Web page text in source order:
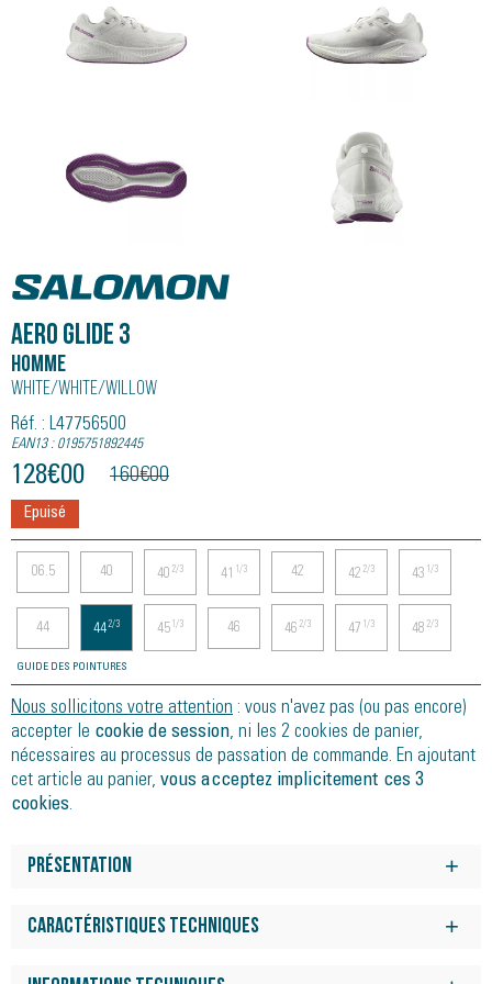
Salomon
AERO GLIDE 3
Homme
White/white/willow
Réf. : L47756500
EAN13 : 0195751892445
128€00 160€00
Epuisé
06.5 40 402/3 41 1/3 42 422/3 43 1/3
44 442/3 45 1/3 46 462/3 47 1/3 482/3
GUIDE DES POINTURES
Nous sollicitons votre attention : vous n'avez pas (ou pas encore)
accepter le cookie de session, ni les 2 cookies de panier,
nécessaires au processus de passation de commande. En ajoutant
cet article au panier, vous acceptez implicitement ces 3
cookies.
Présentation
de l'intercalaire avec technologie Decoupling assure des
pour un très haut niveau de confort sous le pied.
Caractéristiques techniques